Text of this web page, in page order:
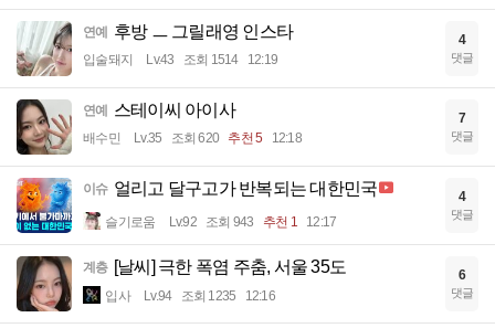
연예 후방 ㅡ 그릴래영 인스타
입술돼지 Lv.43 조회 1514 12:19
4
댓글
연예 스테이씨 아이사
배수민 Lv.35 조회 620 추천 5 12:18
7
댓글
이슈 얼리고 달구고가 반복되는 대한민국
슬기로움 Lv.92 조회 943 추천 1 12:17
4
댓글
계층 [날씨] 극한 폭염 주춤, 서울 35도
입사 Lv.94 조회 1235 12:16
6
댓글